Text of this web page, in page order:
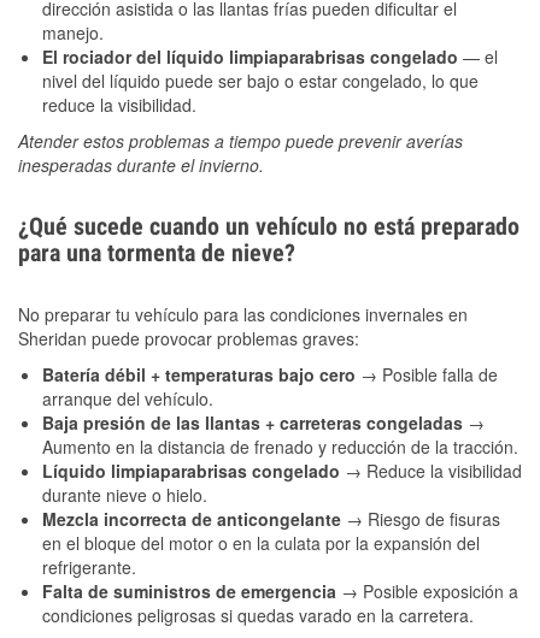
dirección asistida o las llantas frías pueden dificultar el
manejo.
El rociador del líquido limpiaparabrisas congelado — el
nivel del líquido puede ser bajo o estar congelado, lo que
reduce la visibilidad.
Atender estos problemas a tiempo puede prevenir averías
inesperadas durante el invierno.
¿Qué sucede cuando un vehículo no está preparado
para una tormenta de nieve?
No preparar tu vehículo para las condiciones invernales en
Sheridan puede provocar problemas graves:
Batería débil + temperaturas bajo cero → Posible falla de
arranque del vehículo.
Baja presión de las llantas + carreteras congeladas →
Aumento en la distancia de frenado y reducción de la tracción.
Líquido limpiaparabrisas congelado → Reduce la visibilidad
durante nieve o hielo.
Mezcla incorrecta de anticongelante → Riesgo de fisuras
en el bloque del motor o en la culata por la expansión del
refrigerante.
Falta de suministros de emergencia → Posible exposición a
condiciones peligrosas si quedas varado en la carretera.